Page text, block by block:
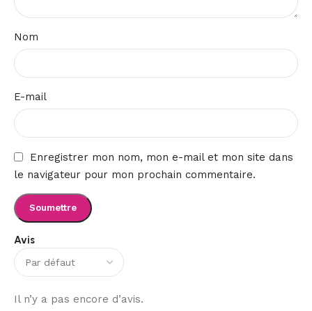
Avis
Il n’y a pas encore d’avis.
Nom
E-mail
Enregistrer mon nom, mon e-mail et mon site dans
le navigateur pour mon prochain commentaire.